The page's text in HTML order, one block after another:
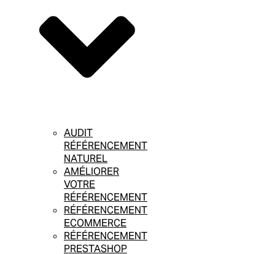
AUDIT
RÉFÉRENCEMENT
NATUREL
AMÉLIORER
VOTRE
RÉFÉRENCEMENT
RÉFÉRENCEMENT
ECOMMERCE
RÉFÉRENCEMENT
PRESTASHOP